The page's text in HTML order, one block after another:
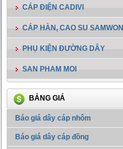
CÁP ĐIỆN CADIVI
CÁP HÀN, CAO SU SAMWON
PHỤ KIỆN ĐƯỜNG DÂY
SAN PHAM MOI
BẢNG GIÁ
Báo giá dây cáp nhôm
Báo giá dây cáp đồng